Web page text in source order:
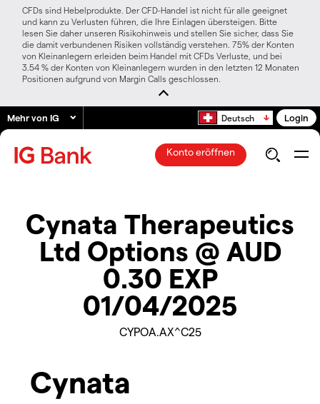
CFDs sind Hebelprodukte. Der CFD-Handel ist nicht für alle geeignet
und kann zu Verlusten führen, die Ihre Einlagen übersteigen. Bitte
lesen Sie daher unseren Risikohinweis und stellen Sie sicher, dass Sie
die damit verbundenen Risiken vollständig verstehen. 75% der Konten
von Kleinanlegern erleiden beim Handel mit CFDs Verluste, und bei
3.54 % der Konten von Kleinanlegern wurden in den letzten 12 Monaten
Positionen aufgrund von Margin Calls geschlossen.
Mehr von IG Deutsch Login
Konto eröffnen
Cynata Therapeutics
Ltd Options @ AUD
0.30 EXP
01/04/2025
CYPOA.AX^C25
Cynata